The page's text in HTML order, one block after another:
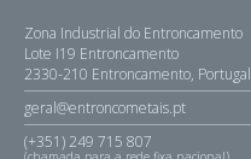
Zona Industrial do Entroncamento
Lote I19 Entroncamento
2330-210 Entroncamento, Portugal
geral@entroncometais.pt
(+351) 249 715 807